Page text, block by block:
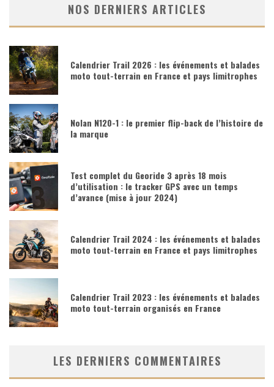
NOS DERNIERS ARTICLES
Calendrier Trail 2026 : les événements et balades
moto tout-terrain en France et pays limitrophes
Nolan N120-1 : le premier flip-back de l’histoire de
la marque
Test complet du Georide 3 après 18 mois
d’utilisation : le tracker GPS avec un temps
d’avance (mise à jour 2024)
Calendrier Trail 2024 : les événements et balades
moto tout-terrain en France et pays limitrophes
Calendrier Trail 2023 : les événements et balades
moto tout-terrain organisés en France
LES DERNIERS COMMENTAIRES